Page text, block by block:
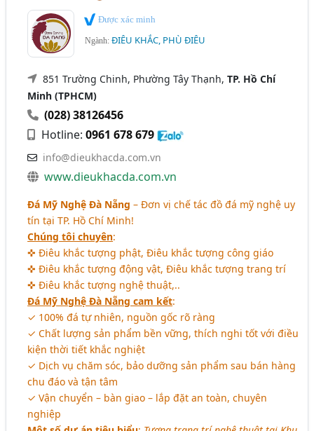
Được xác minh
Ngành:ĐIÊU KHẮC, PHÙ ĐIÊU
851 Trường Chinh, Phường Tây Thạnh,TP. Hồ Chí
Minh (TPHCM)
(028) 38126456
Hotline:0961 678 679
info@dieukhacda.com.vn
www.dieukhacda.com.vn
Đá Mỹ Nghệ Đà Nẵng – Đơn vị chế tác đồ đá mỹ nghệ uy
tín tại TP. Hồ Chí Minh!
Chúng tôi chuyên:
✜ Điêu khắc tượng phật, Điêu khắc tượng công giáo
✜ Điêu khắc tượng động vật, Điêu khắc tượng trang trí
✜ Điêu khắc tượng nghệ thuật,..
Đá Mỹ Nghệ Đà Nẵng cam kết:
✓ 100% đá tự nhiên, nguồn gốc rõ ràng
✓ Chất lượng sản phẩm bền vững, thích nghi tốt với điều
kiện thời tiết khắc nghiệt
✓ Dịch vụ chăm sóc, bảo dưỡng sản phẩm sau bán hàng
chu đáo và tận tâm
✓ Vận chuyển – bàn giao – lắp đặt an toàn, chuyên
nghiệp